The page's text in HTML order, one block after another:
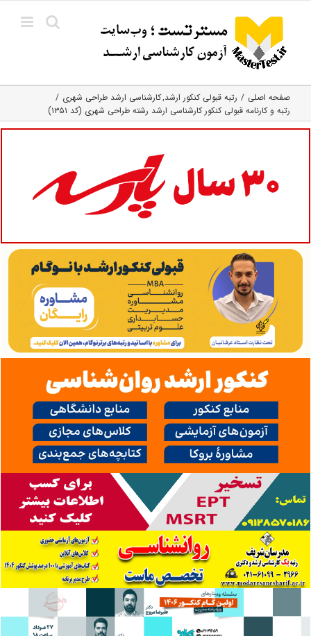
content
صفحه اصلی رتبه قبولی کنکور ارشد کارشناسی ارشد طراحی شهری
رتبه و کارنامه قبولی کنکور کارشناسی ارشد رشته طراحی شهری (کد ۱۳۵۱)